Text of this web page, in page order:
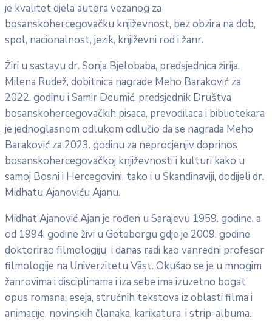
je kvalitet djela autora vezanog za
bosanskohercegovačku književnost, bez obzira na dob,
spol, nacionalnost, jezik, književni rod i žanr.
Žiri u sastavu dr. Sonja Bjelobaba, predsjednica žirija,
Milena Rudež, dobitnica nagrade Meho Baraković za
2022. godinu i Samir Deumić, predsjednik Društva
bosanskohercegovačkih pisaca, prevodilaca i bibliotekara
je jednoglasnom odlukom odlučio da se nagrada Meho
Baraković za 2023. godinu za neprocjenjiv doprinos
bosanskohercegovačkoj književnosti i kulturi kako u
samoj Bosni i Hercegovini, tako i u Skandinaviji, dodijeli dr.
Midhatu Ajanoviću Ajanu.
Midhat Ajanović Ajan je rođen u Sarajevu 1959. godine, a
od 1994. godine živi u Geteborgu gdje je 2009. godine
doktorirao filmologiju i danas radi kao vanredni profesor
filmologije na Univerzitetu Väst. Okušao se je u mnogim
žanrovima i disciplinama i iza sebe ima izuzetno bogat
opus romana, eseja, stručnih tekstova iz oblasti filma i
animacije, novinskih članaka, karikatura, i strip-albuma.